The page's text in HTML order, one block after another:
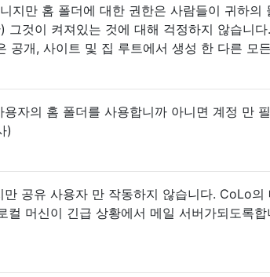
지만 홈 폴더에 대한 권한은 사람들이 귀하의
그것이 켜져있는 것에 대해 걱정하지 않습니다
공개, 사이트 및 집 루트에서 생성 한 다른 모
자의 홈 폴더를 사용합니까 아니면 계정 만
)
공유 사용자 만 작동하지 않습니다. CoLo의
머신이 긴급 상황에서 메일 서버가되도록합